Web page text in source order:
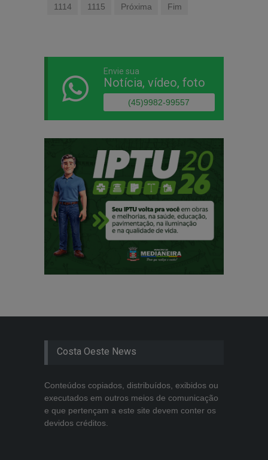
1114
1115 Próxima Fim
Envie sua
Notícia, vídeo, foto
(45)9982-99557
Costa Oeste News
Conteúdos copiados, distribuídos, exibidos ou
executados em outros meios de comunicação
e que pertençam a este site devem conter os
devidos créditos.